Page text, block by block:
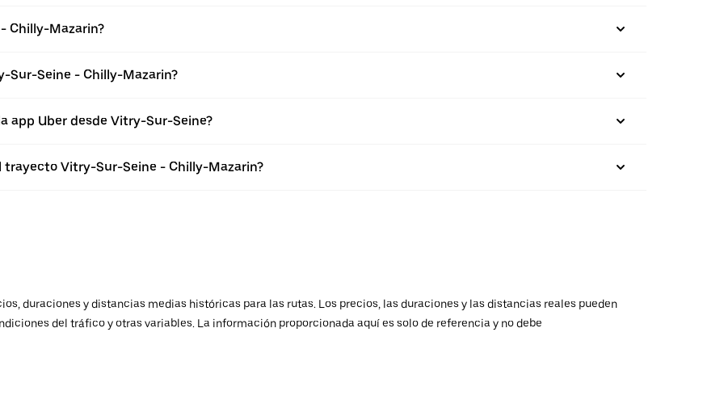
Chilly-Mazarin?
Sur-Seine - Chilly-Mazarin?
app Uber desde Vitry-Sur-Seine?
trayecto Vitry-Sur-Seine - Chilly-Mazarin?
duraciones y distancias medias históricas para las rutas. Los precios, las duraciones y las distancias reales pueden
del tráfico y otras variables. La información proporcionada aquí es solo de referencia y no debe